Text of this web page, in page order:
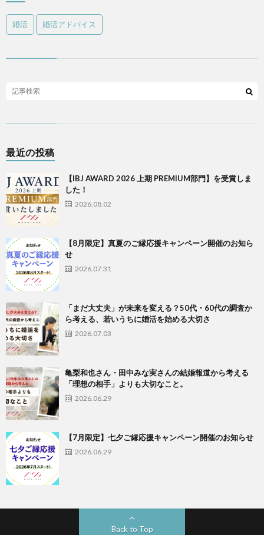
婚活 婚活アドバイス
最近の投稿
【IBJ AWARD 2026 上期 PREMIUM部門】を受賞しま
した！
2026.08.02
【8月限定】真夏のご縁応援キャンペーン開催のお知ら
せ
2026.07.31
「まだ大丈夫」が未来を変える？50代・60代の調査か
ら考える、若いうちに婚活を始める大切さ
2026.07.03
亀梨和也さん・田中みな実さんの結婚報道から考える
「理想の相手」よりも大切なこと。
2026.06.29
【7月限定】七夕ご縁応援キャンペーン開催のお知らせ
2026.06.29
Back to Top